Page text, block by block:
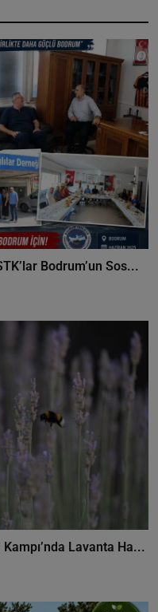
Bodrum’un Sos...
Lavanta Ha...